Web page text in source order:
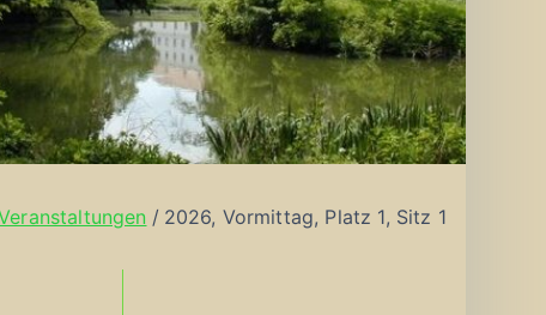
2026, Vormittag, Platz 1, Sitz 1